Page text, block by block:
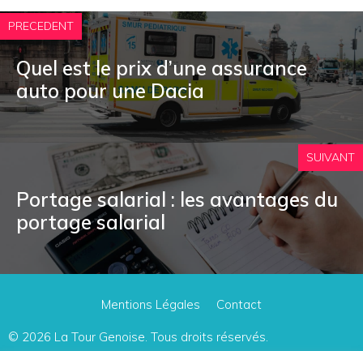
PRECEDENT
Quel est le prix d’une assurance
auto pour une Dacia
SUIVANT
Portage salarial : les avantages du
portage salarial
Mentions Légales Contact
© 2026 La Tour Genoise . Tous droits réservés.